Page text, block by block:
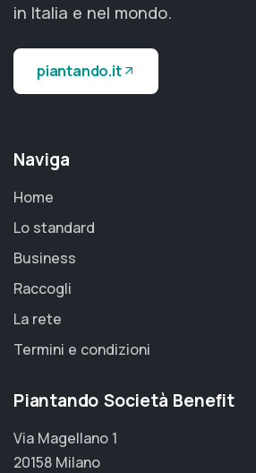
in Italia e nel mondo.
piantando.it
Naviga
Home
Lo standard
Business
Raccogli
La rete
Termini e condizioni
Piantando Società Benefit
Via Magellano 1
20158 Milano